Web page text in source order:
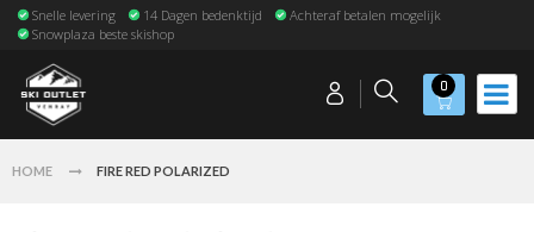
Snelle levering 14 Dagen bedenktijd
Achteraf betalen mogelijk
Snowplaza beste skishop
0
HOME FIRE RED POLARIZED